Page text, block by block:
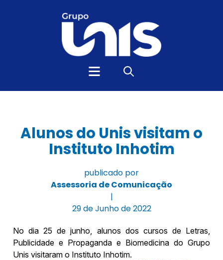
Alunos do Unis visitam o
Instituto Inhotim
publicado por
Assessoria de Comunicação
|
29 de Junho de 2022
No dia 25 de junho, alunos dos cursos de Letras,
Publicidade e Propaganda e Biomedicina do Grupo
Unis visitaram o Instituto Inhotim.